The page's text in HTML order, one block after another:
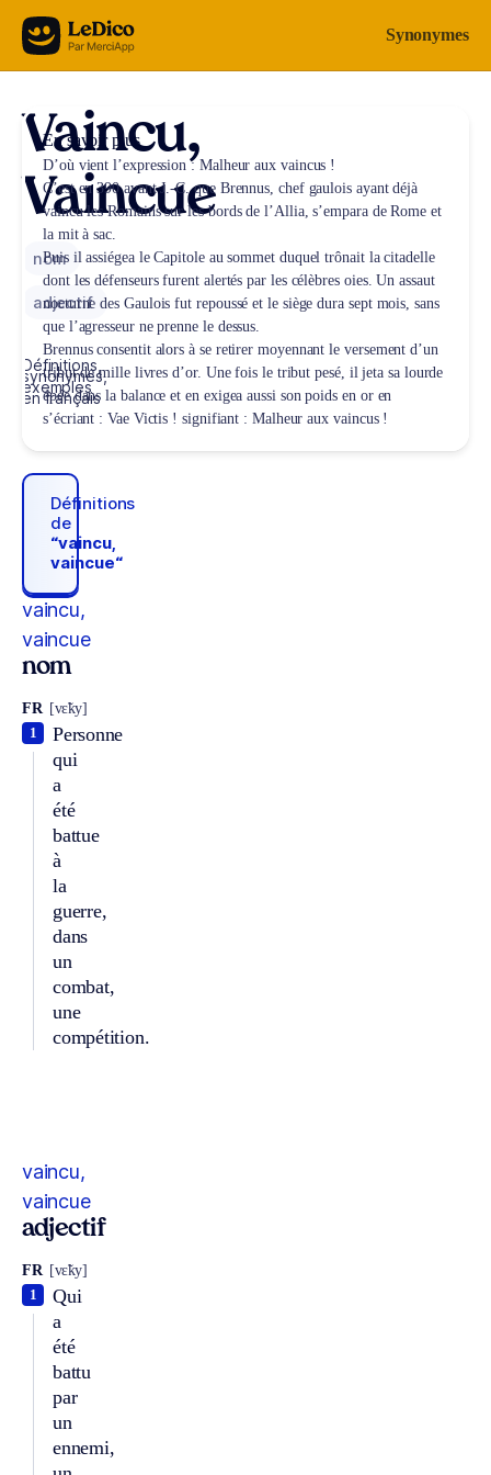
Aller au contenu Synonymes
Vaincu,
Vaincue
nom
adjectif
Définitions,
synonymes,
exemples
en français
Définitions
de
“vaincu,
vaincue“
vaincu,
vaincue
nom
FR [vɛ̃ky]
Personne
qui
a
été
battue
à
la
guerre,
dans
un
combat,
une
compétition.
1
vaincu,
vaincue
adjectif
FR [vɛ̃ky]
Qui
a
été
battu
par
un
ennemi,
1
En savoir plus
D’où vient l’expression : Malheur aux vaincus !
C’est en 390 avant J.-C. que Brennus, chef gaulois ayant déjà
vaincu les Romains sur les bords de l’Allia, s’empara de Rome et
la mit à sac.
Puis il assiégea le Capitole au sommet duquel trônait la citadelle
dont les défenseurs furent alertés par les célèbres oies. Un assaut
nocturne des Gaulois fut repoussé et le siège dura sept mois, sans
que l’agresseur ne prenne le dessus.
Brennus consentit alors à se retirer moyennant le versement d’un
tribut de mille livres d’or. Une fois le tribut pesé, il jeta sa lourde
épée dans la balance et en exigea aussi son poids en or en
s’écriant : Vae Victis ! signifiant : Malheur aux vaincus !